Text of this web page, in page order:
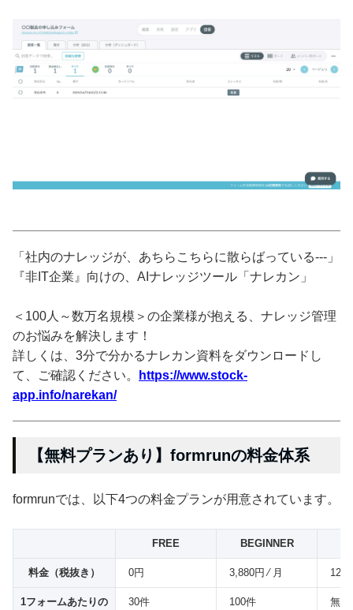
「社内のナレッジが、あちらこちらに散らばっている---」
『非IT企業』向けの、AIナレッジツール「ナレカン」
＜100人～数万名規模＞の企業様が抱える、ナレッジ管理
のお悩みを解決します！
詳しくは、3分で分かるナレカン資料をダウンロードし
て、ご確認ください。
https://www.stock-
app.info/narekan/
【無料プランあり】formrunの料金体系
formrunでは、以下4つの料金プランが用意されています。
FREE BEGINNER
料金（税抜き） 0円 3,880円 ⁄ 月
1フォームあたりの
30件 100件 無制